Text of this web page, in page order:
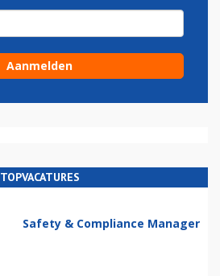
TOPVACATURES
Safety & Compliance Manager